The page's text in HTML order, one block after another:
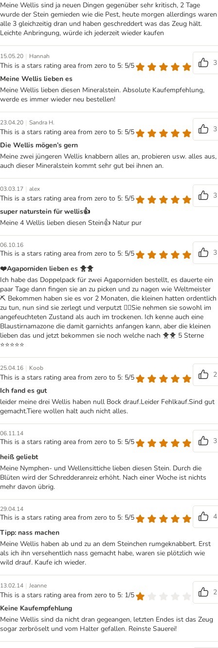
Meine Wellis sind ja neuen Dingen gegenüber sehr kritisch, 2 Tage
wurde der Stein gemieden wie die Pest, heute morgen allerdings waren
alle 3 gleichzeitig dran und haben geschreddert was das Zeug hält.
Leichte Anbringung, würde ich jederzeit wieder kaufen
15.05.20 | Hannah
This is a stars rating area from zero to 5: 5/5
3
Meine Wellis lieben es
Meine Wellis lieben diesen Mineralstein. Absolute Kaufempfehlung,
werde es immer wieder neu bestellen!
23.04.20 | Sandra H.
This is a stars rating area from zero to 5: 5/5
3
Die Wellis mögen’s gern
Meine zwei jüngeren Wellis knabbern alles an, probieren usw. alles aus,
auch dieser Mineralstein kommt sehr gut bei ihnen an.
03.03.17 | alex
This is a stars rating area from zero to 5: 5/5
3
super naturstein für wellis👍
Meine 4 Wellis lieben diesen Stein👍 Natur pur
06.10.16
This is a stars rating area from zero to 5: 5/5
3
❤️Agaporniden lieben es 🐥🐥
Ich habe das Doppelpack für zwei Agaporniden bestellt, es dauerte ein
paar Tage dann fingen sie an zu picken und zu nagen wie Weltmeister
⛏ Bekommen haben sie es vor 2 Monaten, die kleinen hatten ordentlich
zu tun, nun sind sie zerlegt und verputzt 👍🏻Sie nehmen sie sowohl im
angefeuchteten Zustand als auch im trockenen. Ich kenne auch eine
Blaustirnamazone die damit garnichts anfangen kann, aber die kleinen
lieben das und jetzt bekommen sie noch welche nach 🐥🐥 5 Sterne
⭐️⭐️⭐️⭐️⭐️
25.04.16 | Koob
This is a stars rating area from zero to 5: 5/5
2
Ich fand es gut
leider meine drei Wellis haben null Bock drauf.Leider Fehlkauf.Sind gut
gemacht.Tiere wollen halt auch nicht alles.
06.11.14
This is a stars rating area from zero to 5: 5/5
3
heiß geliebt
Meine Nymphen- und Wellensittiche lieben diesen Stein. Durch die
Blüten wird der Schredderanreiz erhöht. Nach einer Woche ist nichts
mehr davon übrig.
29.04.14
This is a stars rating area from zero to 5: 5/5
4
Tipp: nass machen
Meine Wellis haben ab und zu an dem Steinchen rumgeknabbert. Erst
als ich ihn versehentlich nass gemacht habe, waren sie plötzlich wie
wild drauf. Kaufe ich wieder.
13.02.14 | Jeanne
This is a stars rating area from zero to 5: 1/5
2
Keine Kaufempfehlung
Meine Wellis sind da nicht dran gegeangen, letzten Endes ist das Zeug
sogar zerbröselt und vom Halter gefallen. Reinste Sauerei!